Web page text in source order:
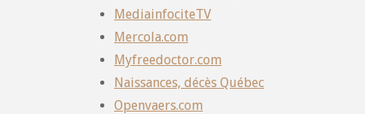
MediainfociteTV
Mercola.com
Myfreedoctor.com
Naissances, décès Québec
Openvaers.com